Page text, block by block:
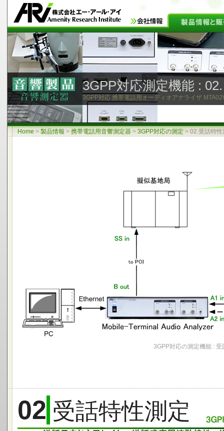
3GPP対応測定機能 :
3GPP対応 携帯電話用オーディオアナライザ
Home > 製品情報 > 携帯電話用音響測定器 > 3GPP対応の測定 > 02.受話特性
3GPP対応の測定機能 : 受
02 受話特性測定